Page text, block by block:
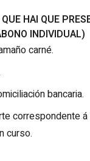
HAI QUE
INDIVIDUAL)
carné.
bancaria.
correspondente
curso.